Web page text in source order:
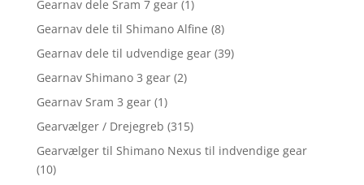
Gearnav dele Sram 7 gear (1)
Gearnav dele til Shimano Alfine (8)
Gearnav dele til udvendige gear (39)
Gearnav Shimano 3 gear (2)
Gearnav Sram 3 gear (1)
Gearvælger / Drejegreb (315)
Gearvælger til Shimano Nexus til indvendige gear
(10)